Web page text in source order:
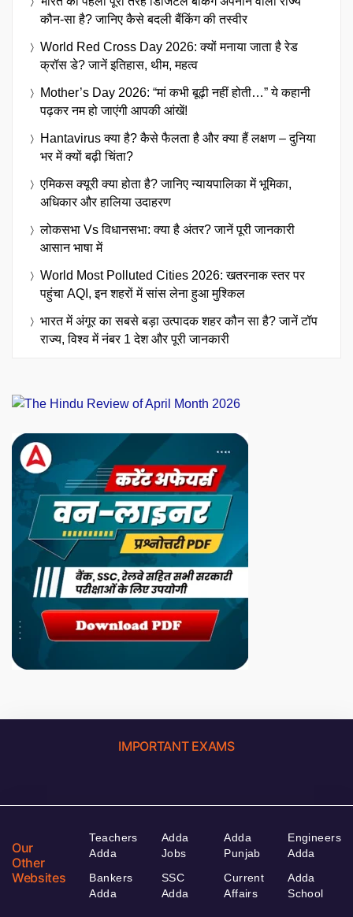
कौन-सा है? जानिए कैसे बदली बैंकिंग की तस्वीर
World Red Cross Day 2026: क्यों मनाया जाता है रेड
क्रॉस डे? जानें इतिहास, थीम, महत्व
Mother’s Day 2026: “मां कभी बूढ़ी नहीं होती…” ये कहानी
पढ़कर नम हो जाएंगी आपकी आंखें!
Hantavirus क्या है? कैसे फैलता है और क्या हैं लक्षण – दुनिया
भर में क्यों बढ़ी चिंता?
एमिकस क्यूरी क्या होता है? जानिए न्यायपालिका में भूमिका,
अधिकार और हालिया उदाहरण
लोकसभा Vs विधानसभा: क्या है अंतर? जानें पूरी जानकारी
आसान भाषा में
World Most Polluted Cities 2026: खतरनाक स्तर पर
पहुंचा AQI, इन शहरों में सांस लेना हुआ मुश्किल
भारत में अंगूर का सबसे बड़ा उत्पादक शहर कौन सा है? जानें टॉप
राज्य, विश्व में नंबर 1 देश और पूरी जानकारी
IMPORTANT EXAMS
Our
Other
Websites
Teachers
Adda
Bankers
Adda
Adda
Jobs
SSC
Adda
Adda
Punjab
Current
Affairs
Engineers
Adda
Adda
School